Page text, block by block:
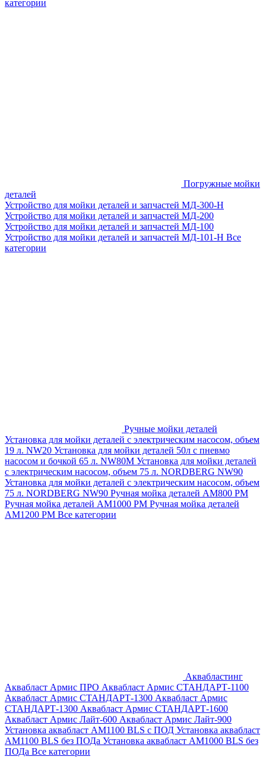
категории
Погружные мойки
деталей
Устройство для мойки деталей и запчастей МД-300-H
Устройство для мойки деталей и запчастей МД-200
Устройство для мойки деталей и запчастей МД-100
Устройство для мойки деталей и запчастей МД-101-Н Все
категории
Ручные мойки деталей
Установка для мойки деталей с электрическим насосом, объем
19 л. NW20 Установка для мойки деталей 50л с пневмо
насосом и бочкой 65 л. NW80M Установка для мойки деталей
с электрическим насосом, объем 75 л. NORDBERG NW90
Установка для мойки деталей с электрическим насосом, объем
75 л. NORDBERG NW90 Ручная мойка деталей АМ800 РМ
Ручная мойка деталей АМ1000 РМ Ручная мойка деталей
АМ1200 РМ Все категории
Аквабластинг
Аквабласт Армис ПРО Аквабласт Армис СТАНДАРТ-1100
Аквабласт Армис СТАНДАРТ-1300 Аквабласт Армис
СТАНДАРТ-1300 Аквабласт Армис СТАНДАРТ-1600
Аквабласт Армис Лайт-600 Аквабласт Армис Лайт-900
Установка аквабласт AM1100 BLS с ПОД Установка аквабласт
AM1100 BLS без ПОДа Установка аквабласт AM1000 BLS без
ПОДа Все категории